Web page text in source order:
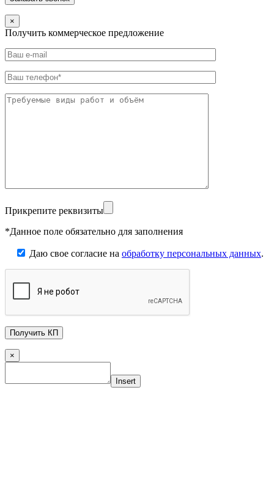
×
Получить коммерческое предложение
Прикрепите реквизиты
*Данное поле обязательно для заполнения
Даю свое согласие на обработку персональных данных.
×
Insert